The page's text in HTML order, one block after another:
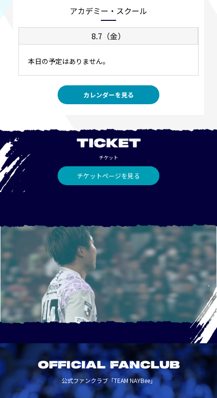
アカデミー・スクール
8.7（金）
本日の予定はありません。
カレンダーを見る
TICKET
チケット
チケットページを見る
OFFICIAL FANCLUB
公式ファンクラブ「TEAM NAYBee」